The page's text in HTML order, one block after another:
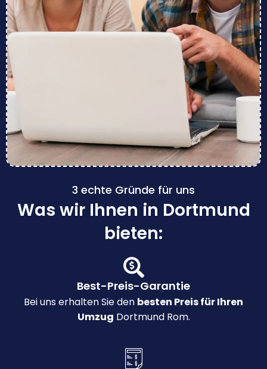
3 echte Gründe für uns
Was wir Ihnen in Dortmund
bieten:
Best-Preis-Garantie
Bei uns erhalten Sie den besten Preis für Ihren
Umzug Dortmund Rom.